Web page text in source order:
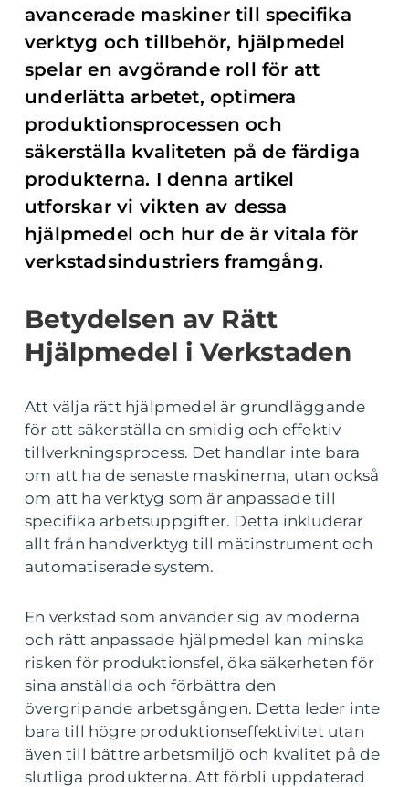
avancerade maskiner till specifika
verktyg och tillbehör, hjälpmedel
spelar en avgörande roll för att
underlätta arbetet, optimera
produktionsprocessen och
säkerställa kvaliteten på de färdiga
produkterna. I denna artikel
utforskar vi vikten av dessa
hjälpmedel och hur de är vitala för
verkstadsindustriers framgång.
Betydelsen av Rätt
Hjälpmedel i Verkstaden
Att välja rätt hjälpmedel är grundläggande
för att säkerställa en smidig och effektiv
tillverkningsprocess. Det handlar inte bara
om att ha de senaste maskinerna, utan också
om att ha verktyg som är anpassade till
specifika arbetsuppgifter. Detta inkluderar
allt från handverktyg till mätinstrument och
automatiserade system.
En verkstad som använder sig av moderna
och rätt anpassade hjälpmedel kan minska
risken för produktionsfel, öka säkerheten för
sina anställda och förbättra den
övergripande arbetsgången. Detta leder inte
bara till högre produktionseffektivitet utan
även till bättre arbetsmiljö och kvalitet på de
slutliga produkterna. Att förbli uppdaterad